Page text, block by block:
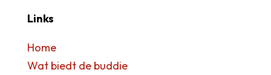
Links
Home
Wat biedt de buddie